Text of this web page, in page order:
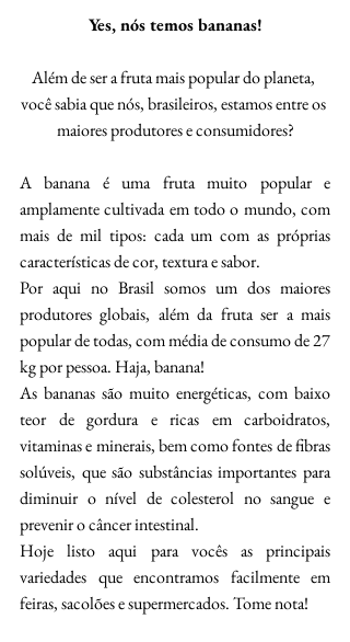
Yes, nós temos bananas!
Além de ser a fruta mais popular do planeta,
você sabia que nós, brasileiros, estamos entre os
maiores produtores e consumidores?
A banana é uma fruta muito popular e
amplamente cultivada em todo o mundo, com
mais de mil tipos: cada um com as próprias
características de cor, textura e sabor.
Por aqui no Brasil somos um dos maiores
produtores globais, além da fruta ser a mais
popular de todas, com média de consumo de 27
kg por pessoa. Haja, banana!
As bananas são muito energéticas, com baixo
teor de gordura e ricas em carboidratos,
vitaminas e minerais, bem como fontes de fibras
solúveis, que são substâncias importantes para
diminuir o nível de colesterol no sangue e
prevenir o câncer intestinal.
Hoje listo aqui para vocês as principais
variedades que encontramos facilmente em
feiras, sacolões e supermercados. Tome nota!